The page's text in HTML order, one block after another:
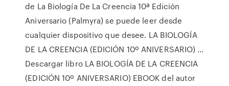
de La Biología De La Creencia 10ª Edición
Aniversario (Palmyra) se puede leer desde
cualquier dispositivo que desee. LA BIOLOGÍA
DE LA CREENCIA (EDICIÓN 10º ANIVERSARIO) …
Descargar libro LA BIOLOGÍA DE LA CREENCIA
(EDICIÓN 10º ANIVERSARIO) EBOOK del autor